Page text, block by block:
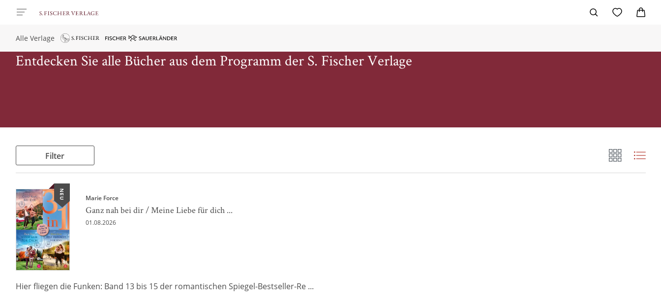
Alle Verlage
Entdecken Sie alle Bücher aus dem Programm der S. Fischer Verlage
Filter
NEU Marie Force
Ganz nah bei dir / Meine Liebe für dich ...
01.08.2026
Hier fliegen die Funken: Band 13 bis 15 der romantischen Spiegel-Bestseller-Re ...